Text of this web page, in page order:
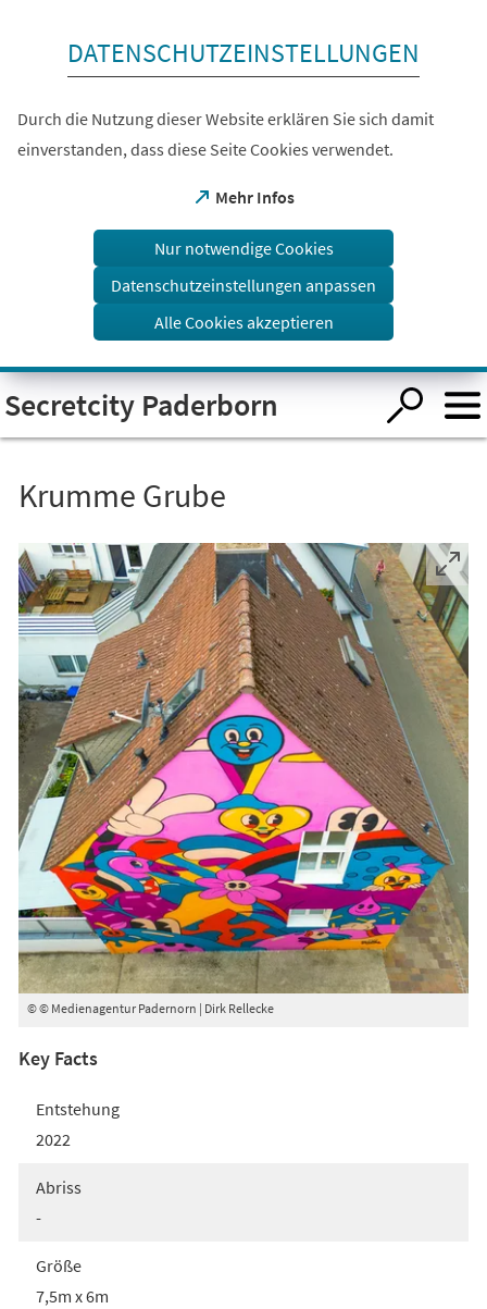
Visuelle
Assistenzsoftware
öffnen.
DATENSCHUTZEINSTELLUNGEN
Durch die Nutzung dieser Website erklären Sie sich damit
einverstanden, dass diese Seite Cookies verwendet.
Mehr Infos
(Öffnet
einem
Tab)
Nur notwendige Cookies
Datenschutzeinstellungen anpassen
Alle Cookies akzeptieren
Secretcity Paderborn
Krumme Grube
© © Medienagentur Padernorn | Dirk Rellecke
Key Facts
Entstehung
2022
Abriss
-
Größe
7,5m x 6m